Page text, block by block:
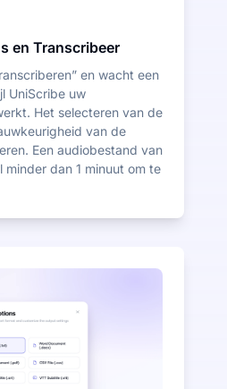
en Transcribeer
en wacht een
UniScribe uw
Het selecteren van de
van de
Een audiobestand van
minder dan 1 minuut om te